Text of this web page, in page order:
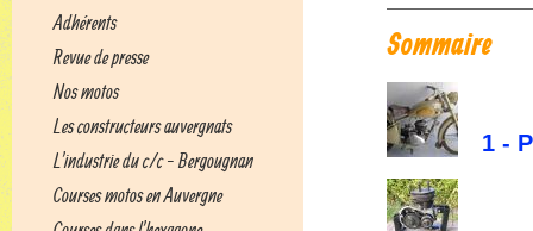
Adhérents
Revue de presse
Nos motos
Les constructeurs auvergnats
L'industrie du c/c - Bergougnan
Courses motos en Auvergne
Sommaire
1 -